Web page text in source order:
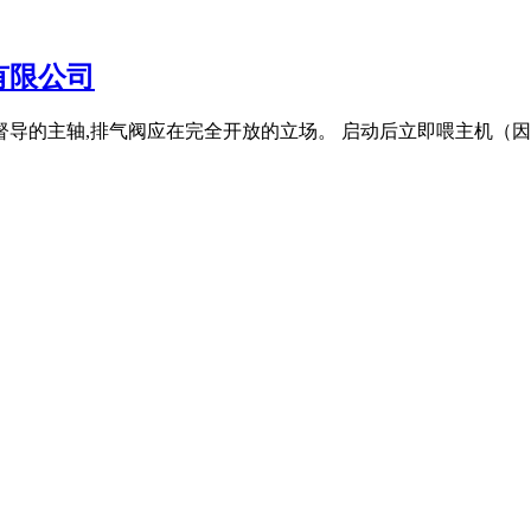
公司
的主轴,排气阀应在完全开放的立场。 启动后立即喂主机（